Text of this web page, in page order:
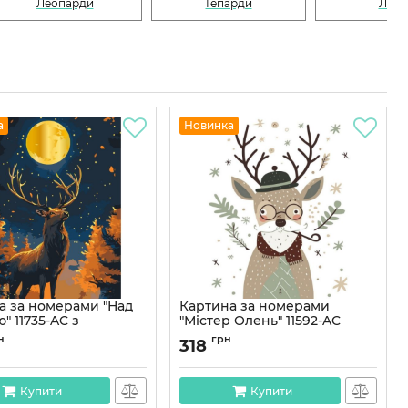
Леопарди Гепарди Леви
за номерами "Над
11735-AC з
фарбами
AC
Купити
Новинка
Картина за номерами
"Містер Олень" 11592-AC
40x50 см
Артикул:
318 грн
Купити